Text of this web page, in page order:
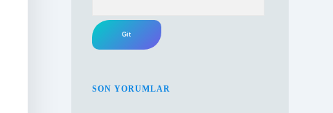
SON YORUMLAR